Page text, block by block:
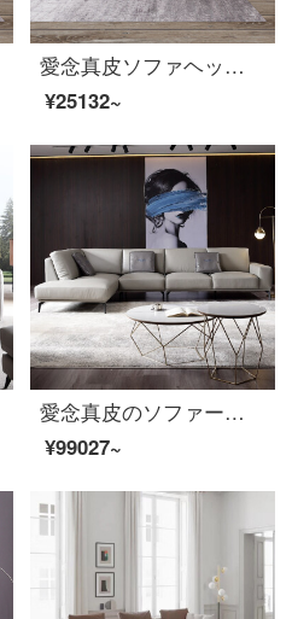
愛念真皮ソファヘッド層牛革三人の北欧サイズの回転角ソファセットはシンプルで現代客間家具1901葃深灰色【頭層ナパ/ダウンジャケット】シングルランキングです。
¥25132~
愛念真皮のソファーの小型タイプ三人のトップコートの回転角ソファーの組み合わせイタリア式の軽い豪華客間家具
¥99027~